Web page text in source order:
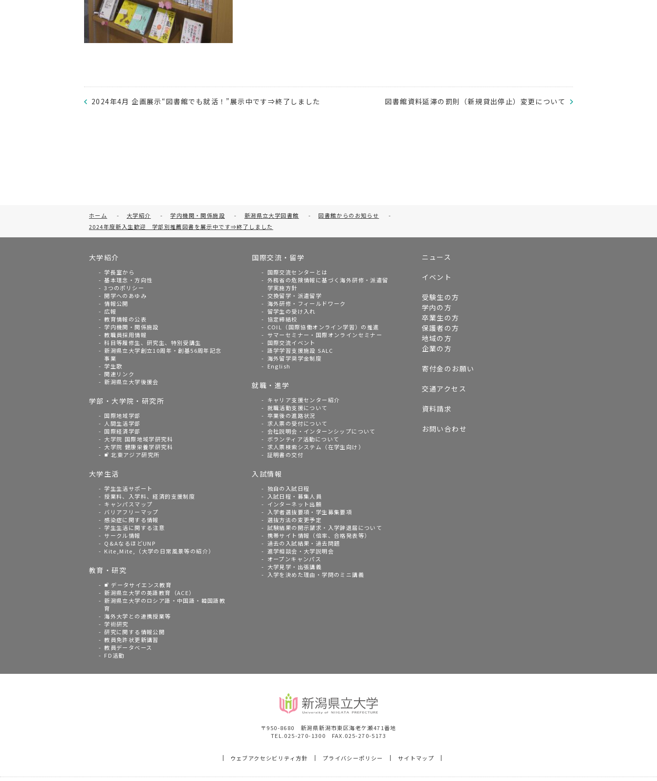
2024年4月 企画展示“図書館でも就活！”展示中です⇒終了しました 図書館資料延滞の罰則（新規貸出停止）変更について
ホーム - 大学紹介 - 学内機関・関係施設 - 新潟県立大学図書館 - 図書館からのお知らせ
-
2024年度新入生歓迎 学部別推薦図書を展示中です⇒終了しました
大学紹介
学長室から
基本理念・方向性
3つのポリシー
開学へのあゆみ
情報公開
広報
教育情報の公表
学内機関・関係施設
教職員採用情報
科目等履修生、研究生、特別受講生
新潟県立大学創立10周年・創基56周年記念
事業
学生歌
関連リンク
新潟県立大学後援会
学部・大学院・研究所
国際地域学部
人間生活学部
国際経済学部
大学院 国際地域学研究科
大学院 健康栄養学研究科
北東アジア研究所
大学生活
学生生活サポート
授業料、入学料、経済的支援制度
キャンパスマップ
バリアフリーマップ
感染症に関する情報
学生生活に関する注意
サークル情報
Q&AなるほどUNP
Kite,Mite,（大学の日常風景等の紹介）
教育・研究
データサイエンス教育
新潟県立大学の英語教育（ACE）
新潟県立大学のロシア語・中国語・韓国語教
育
海外大学との連携授業等
学術研究
研究に関する情報公開
教員免許状更新講習
教員データベース
FD活動
国際交流・留学
国際交流センターとは
外務省の危険情報に基づく海外研修・派遣留
学実施方針
交換留学・派遣留学
海外研修・フィールドワーク
留学生の受け入れ
協定締結校
COIL（国際協働オンライン学習）の推進
サマーセミナー・国際オンラインセミナー
国際交流イベント
語学学習支援施設 SALC
海外留学奨学金制度
English
就職・進学
キャリア支援センター紹介
就職活動支援について
卒業後の進路状況
求人票の受付について
会社説明会・インターンシップについて
ボランティア活動について
求人票検索システム（在学生向け）
証明書の交付
入試情報
独自の入試日程
入試日程・募集人員
インターネット出願
入学者選抜要項・学生募集要項
選抜方法の変更予定
試験結果の開示請求・入学辞退届について
携帯サイト情報（倍率、合格発表等）
過去の入試結果・過去問題
進学相談会・大学説明会
オープンキャンパス
大学見学・出張講義
入学を決めた理由・学問のミニ講義
ニュース
イベント
受験生の方
学内の方
卒業生の方
保護者の方
地域の方
企業の方
寄付金のお願い
交通アクセス
資料請求
お問い合わせ
〒950-8680 新潟県新潟市東区海老ケ瀬471番地
TEL.025-270-1300 FAX.025-270-5173
ウェブアクセシビリティ方針 プライバシーポリシー サイトマップ